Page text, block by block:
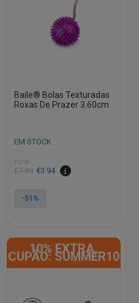
Baile® Bolas Texturadas
Roxas De Prazer 3.60cm
EM STOCK
PVPR
€7.99
O
original
€3.94
O
atual
-51%
10% EXTRA,
CUPÃO: SUMMER10